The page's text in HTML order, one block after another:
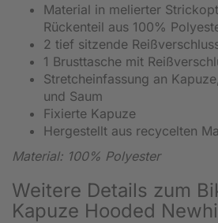
Material in melierter
Rückenteil aus 100%
2 tief sitzende
1 Brusttasche mit
Stretcheinfassung an
und Saum
Fixierte Kapuze
Hergestellt aus recycelten
Material: 100% Polyester
Weitere Details zum
Kapuze Hooded